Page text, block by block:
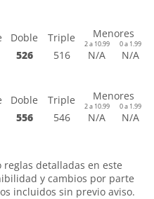
Doble Triple Menores
2 a 10.99 0 a 1.99
526 516 N/A N/A
Doble Triple Menores
2 a 10.99 0 a 1.99
556 546 N/A N/A
detalladas en este
y cambios por parte
incluidos sin previo aviso.